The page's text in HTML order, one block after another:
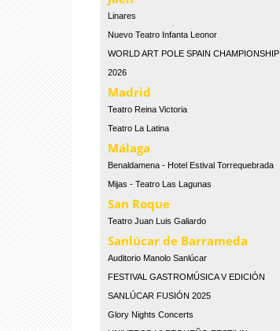
Linares
Nuevo Teatro Infanta Leonor
WORLD ART POLE SPAIN CHAMPIONSHIP
2026
Madrid
Teatro Reina Victoria
Teatro La Latina
Málaga
Benaldamena - Hotel Estival Torrequebrada
Mijas - Teatro Las Lagunas
San Roque
Teatro Juan Luis Galiardo
Sanlúcar de Barrameda
Auditorio Manolo Sanlúcar
FESTIVAL GASTROMÚSICA V EDICIÓN
SANLÚCAR FUSIÓN 2025
Glory Nights Concerts